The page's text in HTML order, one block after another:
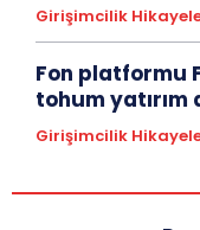
Girişimcilik
Fon platformu
tohum yatırım
Girişimcilik